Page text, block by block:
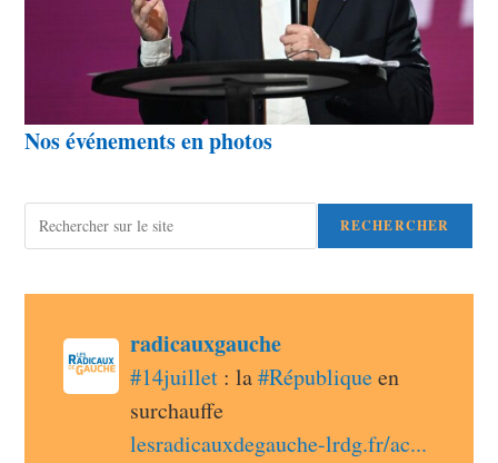
Nos événements en photos
RECHERCHER
radicauxgauche avatar
radicauxgauchepost
#14juillet : la #République en
surchauffe
lesradicauxdegauche-lrdg.fr/ac